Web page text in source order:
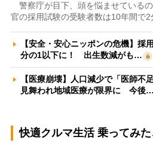
警察庁が目下、頭を悩ませている
官の採用試験の受験者数は10年間で
【安全・安心ニッポンの危機】採
分の1以下に！ 出生数減がも…
【医療崩壊】人口減少で「医師不
見舞われ地域医療が限界に 今後…
快適クルマ生活 乗ってみ